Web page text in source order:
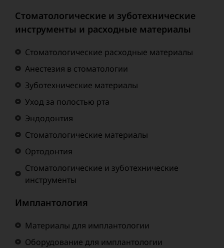
Стоматологические и зуботехнические
инструменты и расходные материалы
Стоматологические расходные материалы
Анестезия в стоматологии
Зуботехнические материалы
Уход за полостью рта
Эндодонтия
Стоматологические материалы
Ортодонтия
Стоматологические и зуботехнические
инструменты
Имплантология
Материалы для имплантологии
Оборудование для имплантологии